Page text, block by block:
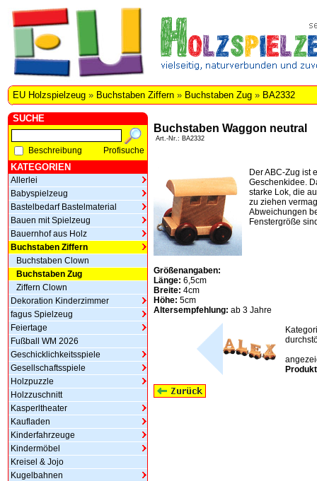
EU Holzspielzeug » Buchstaben Ziffern » Buchstaben Zug » BA2332
SUCHE
Beschreibung Profisuche
KATEGORIEN
Allerlei
Babyspielzeug
Bastelbedarf Bastelmaterial
Bauen mit Spielzeug
Bauernhof aus Holz
Buchstaben Ziffern
Buchstaben Clown
Buchstaben Zug
Ziffern Clown
Dekoration Kinderzimmer
fagus Spielzeug
Feiertage
Fußball WM 2026
Geschicklichkeitsspiele
Gesellschaftsspiele
Holzpuzzle
Holzzuschnitt
Kasperltheater
Kaufladen
Kinderfahrzeuge
Kindermöbel
Kreisel & Jojo
Kugelbahnen
Buchstaben Waggon neutral
Art.-Nr.: BA2332
Der ABC-Zug ist
Geschenkidee.
starke Lok, die
zu ziehen
Abweichungen
Fenstergröße
Größenangaben:
Länge: 6,5cm
Breite: 4cm
Höhe: 5cm
Altersempfehlung: ab 3 Jahre